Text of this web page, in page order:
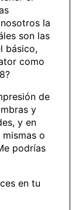
la
son las
básico,
como
de
y
y en
o
podrías
en tu